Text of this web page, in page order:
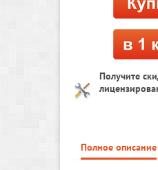
Получите
Полное описание